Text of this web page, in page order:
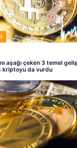
aşağı çeken 3 temel
kriptoyu da vurdu